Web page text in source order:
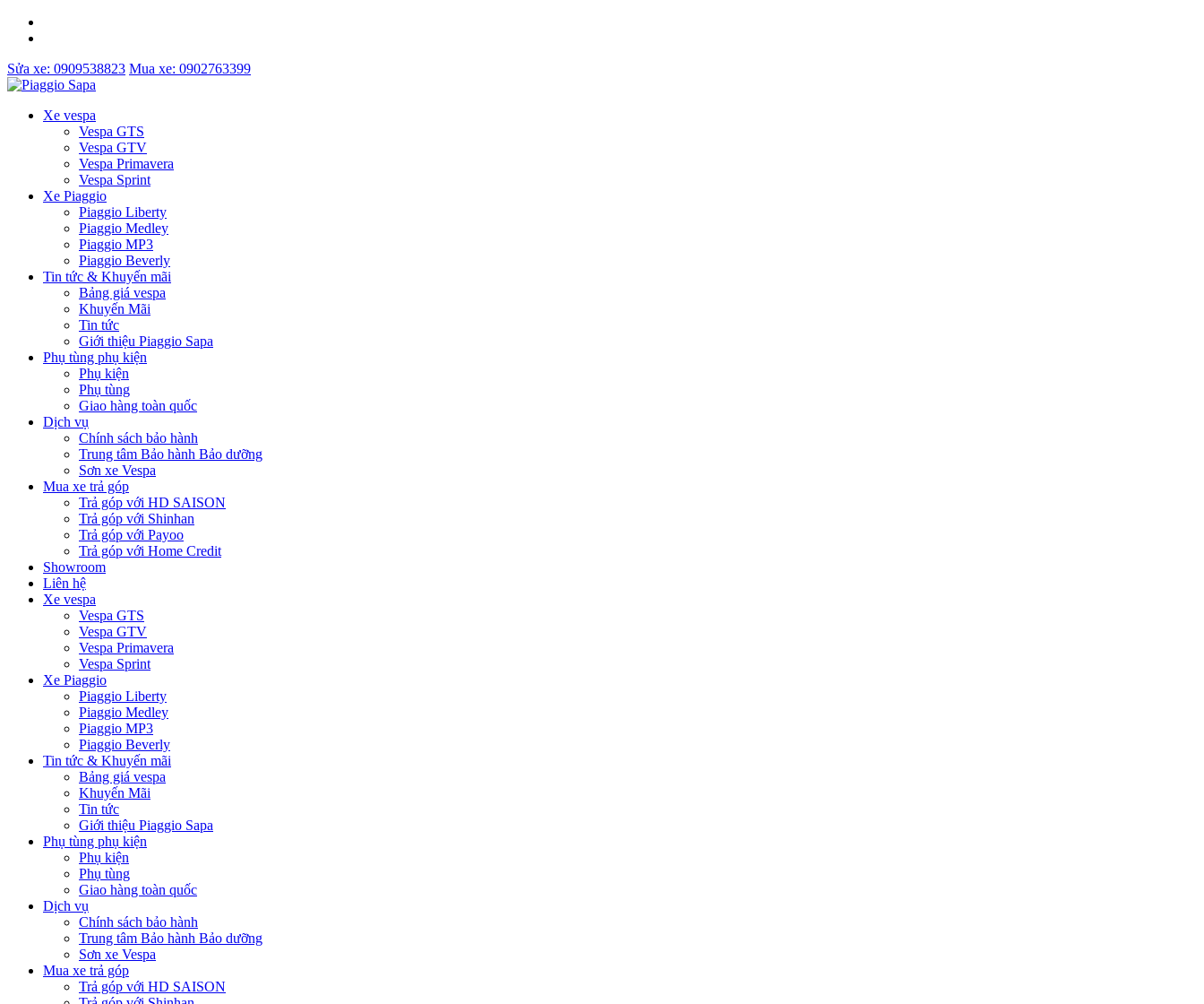
Sửa xe: 0909538823 Mua xe: 0902763399
Xe vespa
Vespa GTS
Vespa GTV
Vespa Primavera
Vespa Sprint
Xe Piaggio
Piaggio Liberty
Piaggio Medley
Piaggio MP3
Piaggio Beverly
Tin tức & Khuyến mãi
Bảng giá vespa
Khuyến Mãi
Tin tức
Giới thiệu Piaggio Sapa
Phụ tùng phụ kiện
Phụ kiện
Phụ tùng
Giao hàng toàn quốc
Dịch vụ
Chính sách bảo hành
Trung tâm Bảo hành Bảo dưỡng
Sơn xe Vespa
Mua xe trả góp
Trả góp với HD SAISON
Trả góp với Shinhan
Trả góp với Payoo
Trả góp với Home Credit
Showroom
Liên hệ
Xe vespa
Vespa GTS
Vespa GTV
Vespa Primavera
Vespa Sprint
Xe Piaggio
Piaggio Liberty
Piaggio Medley
Piaggio MP3
Piaggio Beverly
Tin tức & Khuyến mãi
Bảng giá vespa
Khuyến Mãi
Tin tức
Giới thiệu Piaggio Sapa
Phụ tùng phụ kiện
Phụ kiện
Phụ tùng
Giao hàng toàn quốc
Dịch vụ
Chính sách bảo hành
Trung tâm Bảo hành Bảo dưỡng
Sơn xe Vespa
Mua xe trả góp
Trả góp với HD SAISON